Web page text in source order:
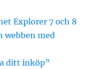
Explorer 7 och 8
webben med
ditt inköp”